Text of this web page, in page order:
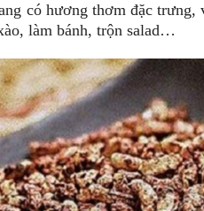
có hương thơm đặc
làm bánh, trộn salad…